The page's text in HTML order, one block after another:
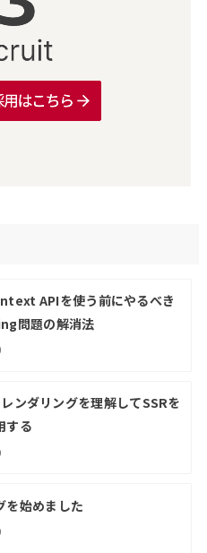
APIを使う前にやるべき
問題の解消法
ンダリングを理解してSSRを
する
を始めました